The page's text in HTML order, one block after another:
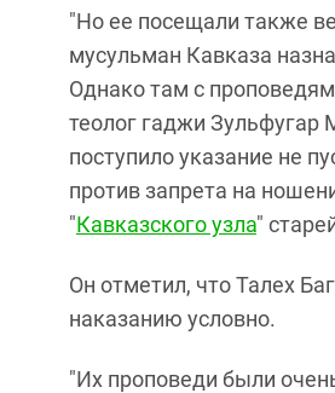
"Но ее посещали также
мусульман Кавказа
Однако там с
теолог гаджи Зульфугар
поступило указание не
против запрета на
"Кавказского узла"
Он отметил, что Талех
наказанию условно.
"Их проповеди были